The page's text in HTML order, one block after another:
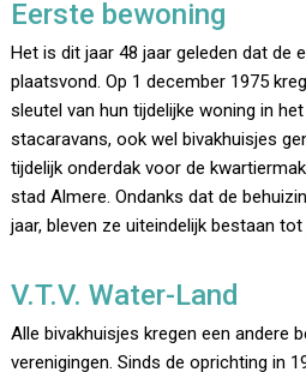
Eerste bewoning
Het is dit jaar 48 jaar geleden dat de
plaatsvond. Op 1 december 1975
sleutel van hun tijdelijke woning in
stacaravans, ook wel bivakhuisjes
tijdelijk onderdak voor de
stad Almere. Ondanks dat de
jaar, bleven ze uiteindelijk bestaan tot
V.T.V. Water-Land
Alle bivakhuisjes kregen een andere
verenigingen. Sinds de oprichting in